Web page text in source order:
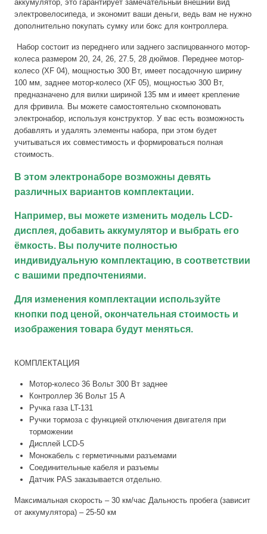
аккумулятор, это гарантирует замечательный внешний вид
электровелосипеда, и экономит ваши деньги, ведь вам не нужно
дополнительно покупать сумку или бокс для контроллера.
Набор состоит из переднего или заднего заспицованного мотор-
колеса размером 20, 24, 26, 27.5, 28 дюймов. Переднее мотор-
колесо (XF 04), мощностью 300 Вт, имеет посадочную ширину
100 мм, заднее мотор-колесо (XF 05), мощностью 300 Вт,
предназначено для вилки шириной 135 мм и имеет крепление
для фривила. Вы можете самостоятельно скомпоновать
электронабор, используя конструктор. У вас есть возможность
добавлять и удалять элементы набора, при этом будет
учитываться их совместимость и формироваться полная
стоимость.
В этом электронаборе возможны девять
различных вариантов комплектации.
Например, вы можете изменить модель LCD-
дисплея, добавить аккумулятор и выбрать его
ёмкость. Вы получите полностью
индивидуальную комплектацию, в соответствии
с вашими предпочтениями.
Для изменения комплектации используйте
кнопки под ценой, окончательная стоимость и
изображения товара будут меняться.
КОМПЛЕКТАЦИЯ
Мотор-колесо 36 Вольт 300 Вт заднее
Контроллер 36 Вольт 15 А
Ручка газа LT-131
Ручки тормоза с функцией отключения двигателя при
торможении
Дисплей LCD-5
Монокабель с герметичными разъемами
Соединительные кабеля и разъемы
Датчик PAS заказывается отдельно.
Максимальная скорость – 30 км/час Дальность пробега (зависит
от аккумулятора) – 25-50 км